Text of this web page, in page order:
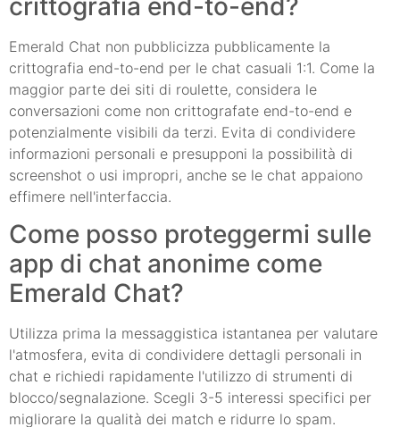
Emerald Chat non pubblicizza pubblicamente la
crittografia end-to-end per le chat casuali 1:1. Come la
maggior parte dei siti di roulette, considera le
conversazioni come non crittografate end-to-end e
potenzialmente visibili da terzi. Evita di condividere
informazioni personali e presupponi la possibilità di
screenshot o usi impropri, anche se le chat appaiono
effimere nell'interfaccia.
Come posso proteggermi sulle
app di chat anonime come
Emerald Chat?
Utilizza prima la messaggistica istantanea per valutare
l'atmosfera, evita di condividere dettagli personali in
chat e richiedi rapidamente l'utilizzo di strumenti di
blocco/segnalazione. Scegli 3-5 interessi specifici per
migliorare la qualità dei match e ridurre lo spam.